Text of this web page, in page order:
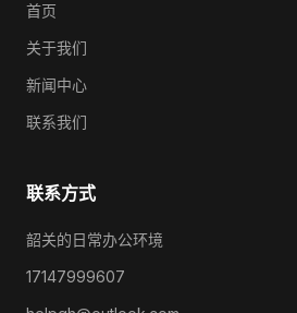
首页
关于我们
新闻中心
联系我们
联系方式
韶关的日常办公环境
17147999607